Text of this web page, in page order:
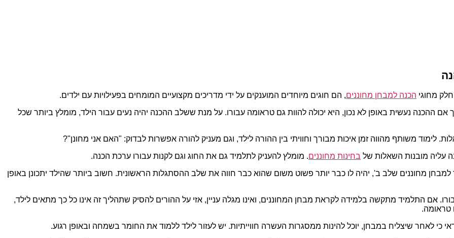
מחוגי הכנה למבחן מחוננים, הם חוגים מיוחדים המוענקים על ידי מדריכים מקצועיים המומחים בפעילויות עם ילדים.
אם ההכנה נעשית באופן לא נכון, היא יכולה להוות גם טראומה עבורו. על מנת ששלב ההכנה יהיה נעים עבור הילד, מומלץ ביותר שכל
לימוד משותף מהווה זמן איכות מבורך וחוויתי בין ההורה לילד, וגם מעניק להורה אפשרות לבדוק: "האם אני מחונן"?
עליה מובנות השאלות של בחינות מחוננים. מומלץ להעניק לתלמיד גם את החוג וגם לקנות עבורו ערכת הכנה.
למבחן מחוננים שלב ב', יהיה לו כבר יותר פשוט משום שהוא כבר חווה את שלב ההסתגלות הראשונית. חשוב ביותר שהילד יתכונן באופן
אם התלמיד מתקשה בלמידה לקראת מבחן המחוננים, ואינו מגלה עניין, אזי על ההורים להסיק שתהליך זה אינו כל כך מתאים לילד,
טראומה.
כי לאחר שיצליח במבחן, יוכל להינות ממסגרות העשרה חווייתיות. יש לעזור לילד ללמוד את החומר בשמחה ובאופן רגוע.